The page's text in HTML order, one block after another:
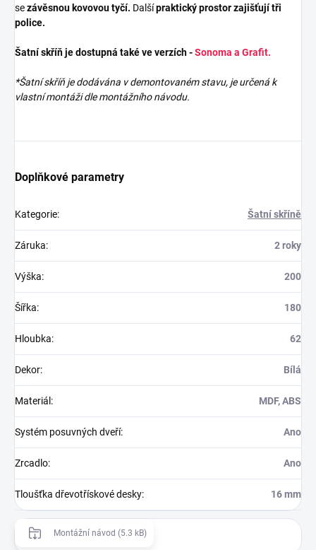
sezávěsnou kovovou tyčí. Dalšípraktický prostor zajišťují tři
police.
Šatní skříň je dostupná také ve verzích -Sonoma a Grafit.
*Šatní skříň je dodávána v demontovaném stavu, je určená k
vlastní montáži dle montážního návodu.
Doplňkové parametry
Kategorie: Šatní skříně
Záruka: 2 roky
Výška: 200
Šířka: 180
Hloubka: 62
Dekor: Bílá
Materiál : MDF, ABS
Systém posuvných dveří: Ano
Zrcadlo: Ano
Tloušťka dřevotřískové desky: 16 mm
Montážní návod (5.3 kB)